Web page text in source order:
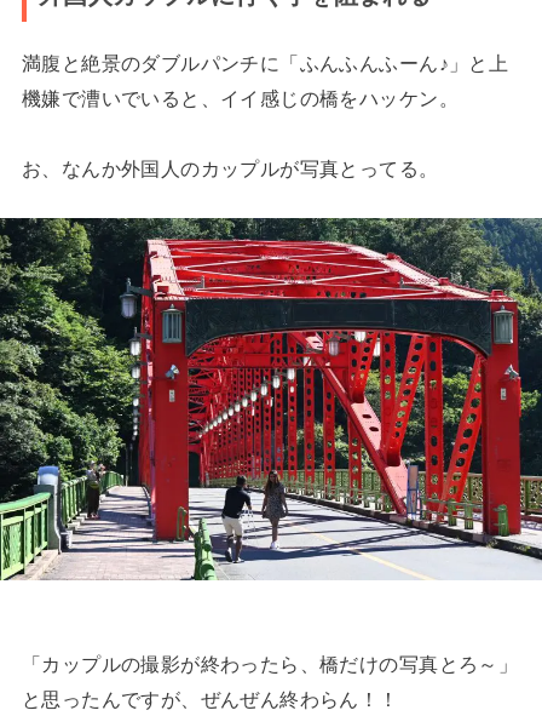
満腹と絶景のダブルパンチに「ふんふんふーん♪」と上
機嫌で漕いでいると、イイ感じの橋をハッケン。
お、なんか外国人のカップルが写真とってる。
「カップルの撮影が終わったら、橋だけの写真とろ～」
と思ったんですが、ぜんぜん終わらん！！